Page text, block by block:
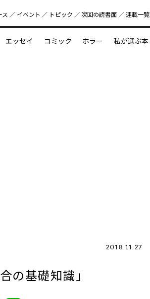
ス イベント トピック 次回の読書⾯ 連載一覧
エッセイ コミック ホラー 私が選ぶ本
2018.11.27
基礎知識」